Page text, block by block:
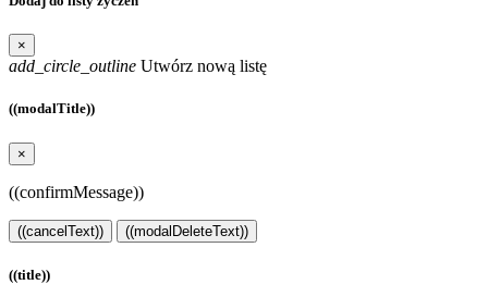
×
add_circle_outline Utwórz nową listę
((modalTitle))
×
((confirmMessage))
((cancelText)) ((modalDeleteText))
((title))